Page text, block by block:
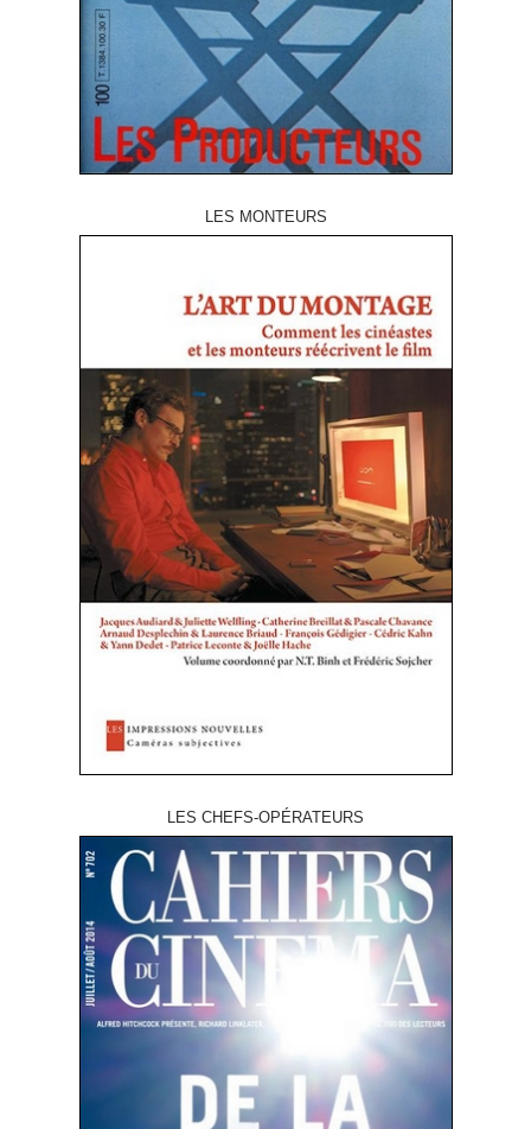
LES MONTEURS
LES CHEFS-OPÉRATEURS